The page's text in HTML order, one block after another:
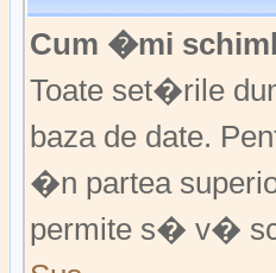
Cum �mi
Toate set�rile
baza de date.
�n partea
permite s� v�